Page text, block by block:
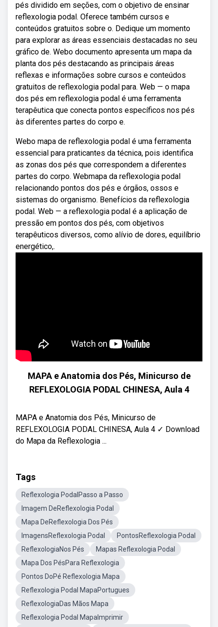
pés dividido em seções, com o objetivo de ensinar
reflexologia podal. Oferece também cursos e
conteúdos gratuitos sobre o. Dedique um momento
para explorar as áreas essenciais destacadas no seu
gráfico de. Webo documento apresenta um mapa da
planta dos pés destacando as principais áreas
reflexas e informações sobre cursos e conteúdos
gratuitos de reflexologia podal para. Web — o mapa
dos pés em reflexologia podal é uma ferramenta
terapêutica que conecta pontos específicos nos pés
às diferentes partes do corpo e.
Webo mapa de reflexologia podal é uma ferramenta
essencial para praticantes da técnica, pois identifica
as zonas dos pés que correspondem a diferentes
partes do corpo. Webmapa da reflexologia podal
relacionando pontos dos pés e órgãos, ossos e
sistemas do organismo. Benefícios da reflexologia
podal. Web — a reflexologia podal é a aplicação de
pressão em pontos dos pés, com objetivos
terapêuticos diversos, como alívio de dores, equilíbrio
energético,.
MAPA e Anatomia dos Pés, Minicurso de
REFLEXOLOGIA PODAL CHINESA, Aula 4
MAPA e Anatomia dos Pés, Minicurso de
REFLEXOLOGIA PODAL CHINESA, Aula 4 ✓ Download
do Mapa da Reflexologia ...
Tags
Reflexologia PodalPasso a Passo
Imagem DeReflexologia Podal
Mapa DeReflexologia Dos Pés
ImagensReflexologia Podal
PontosReflexologia Podal
ReflexologiaNos Pés
Mapas Reflexologia Podal
Mapa Dos PésPara Reflexologia
Pontos DoPé Reflexologia Mapa
Reflexologia Podal MapaPortugues
ReflexologiaDas Mãos Mapa
Reflexologia Podal MapaImprimir